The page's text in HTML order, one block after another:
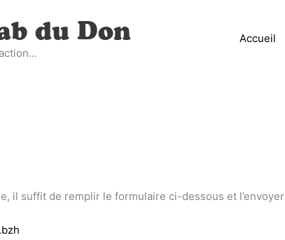
du Don Accueil
il suffit de remplir le formulaire ci-dessous et l’envoyer